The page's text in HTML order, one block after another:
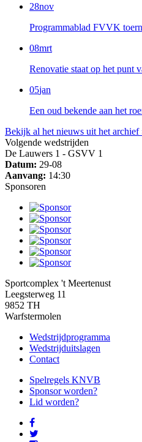
28nov
Programmablad FVVK
08mrt
Renovatie staat op het punt
05jan
Een oud bekende aan het
Bekijk al het nieuws uit het archief
Volgende wedstrijden
De Lauwers 1 - GSVV 1
Datum: 29-08
Aanvang: 14:30
Sponsoren
Sportcomplex 't Meertenust
Leegsterweg 11
9852 TH
Warfstermolen
Wedstrijdprogramma
Wedstrijduitslagen
Contact
Spelregels KNVB
Sponsor worden?
Lid worden?